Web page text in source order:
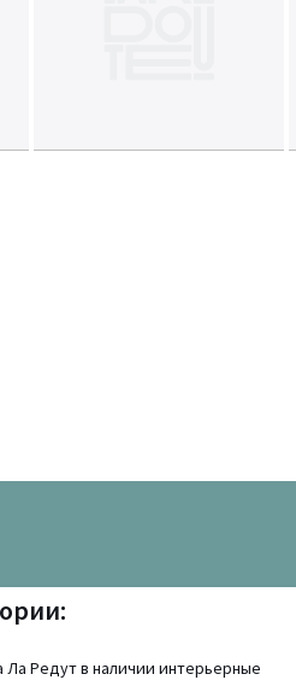
Ла Редут в наличии интерьерные